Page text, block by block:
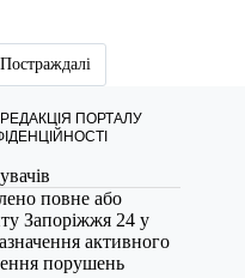
Постраждалі
РЕДАКЦІЯ ПОРТАЛУ
повне або
Запоріжжя 24 у
активного
порушень